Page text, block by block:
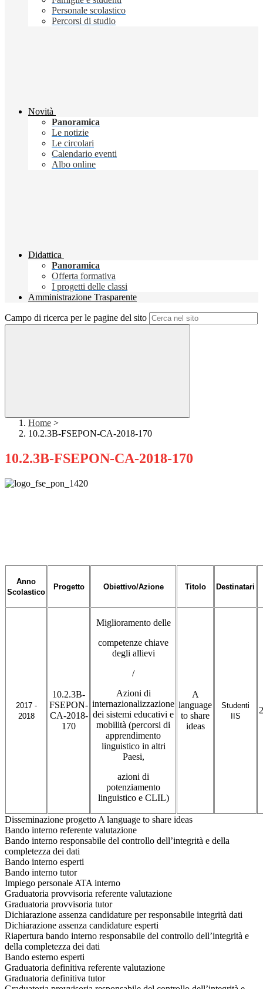
Personale scolastico
Percorsi di studio
Novità
Panoramica
Le notizie
Le circolari
Calendario eventi
Albo online
Didattica
Panoramica
Offerta formativa
I progetti delle classi
Amministrazione Trasparente
Campo di ricerca per le pagine del sito
Home >
10.2.3B-FSEPON-CA-2018-170
10.2.3B-FSEPON-CA-2018-170
Anno
Scolastico
Progetto Obiettivo/Azione Titolo Destinatari
2017 -
2018
10.2.3B-
FSEPON-
CA-2018-
170
Miglioramento delle
competenze chiave
degli allievi
/
Azioni di
internazionalizzazione
dei sistemi educativi e
mobilità (percorsi di
apprendimento
linguistico in altri
Paesi,
azioni di
potenziamento
linguistico e CLIL)
A
language
to share
ideas
Studenti
IIS
Disseminazione progetto A language to share ideas
Bando interno referente valutazione
Bando interno responsabile del controllo dell’integrità e della
completezza dei dati
Bando interno esperti
Bando interno tutor
Impiego personale ATA interno
Graduatoria provvisoria referente valutazione
Graduatoria provvisoria tutor
Dichiarazione assenza candidature per responsabile integrità dati
Dichiarazione assenza candidature esperti
Riapertura bando interno responsabile del controllo dell’integrità e
della completezza dei dati
Bando esterno esperti
Graduatoria definitiva referente valutazione
Graduatoria definitiva tutor